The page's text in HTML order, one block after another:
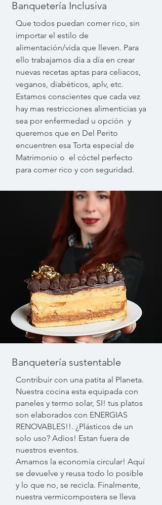
Banquetería Inclusiva
Que todos puedan comer rico, sin
importar el estilo de
alimentación/vida que lleven. Para
ello trabajamos día a día en crear
nuevas recetas aptas para celiacos,
veganos, diabéticos, aplv, etc.
Estamos conscientes que cada vez
hay mas restricciones alimenticias ya
sea por enfermedad u opción y
queremos que en Del Perito
encuentren esa Torta especial de
Matrimonio o el cóctel perfecto
para comer rico y con seguridad.
Banquetería sustentable
Contribuir con una patita al Planeta.
Nuestra cocina esta equipada con
paneles y termo solar, SI! tus platos
son elaborados con ENERGIAS
RENOVABLES!!. ¿Plásticos de un
solo uso? Adios! Estan fuera de
nuestros eventos.
Amamos la economía circular! Aquí
se devuelve y reusa todo lo posible
y lo que no, se recicla. Finalmente,
nuestra vermicompostera se lleva